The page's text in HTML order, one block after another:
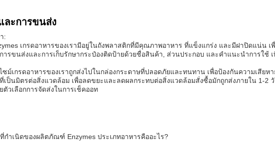
ละการขนส่ง
:
เกรดอาหารของเรามีอยู่ในถังพลาสติกที่มีคุณภาพอาหาร ที่แข็งแกร่ง และมีฝาปิดแน่น
ารขนส่งและการเก็บรักษากระป๋องติดป้ายด้วยชื่อสินค้า, ส่วนประกอบ และคําแนะนําการใช้
ม์เกรดอาหารของเราถูกส่งไปในกล่องกระดาษที่ปลอดภัยและทนทาน เพื่อป้องกันความเสีย
เป็นมิตรต่อสิ่งแวดล้อม เพื่อลดขยะและลดผลกระทบต่อสิ่งแวดล้อมสั่งซื้อมักถูกส่งภายใน 1-2
ตัวเลือกการจัดส่งในการเช็คออท
กําเนิดของผลิตภัณฑ์ Enzymes ประเภทอาหารคืออะไร?